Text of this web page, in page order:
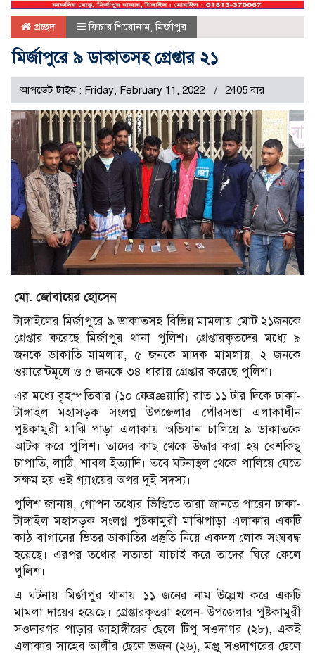
প্রচ্ছদ ফিচার শিরোনাম,মির্জাপুর
মির্জাপুরে ৯ ডাকাতসহ গ্রেপ্তার ২১
আপডেট টাইম : Friday, February 11, 2022 2405 বার
মো. জোবায়ের হোসেন
টাঙ্গাইলের মির্জাপুরে ৯ ডাকাতসহ বিভিন্ন মামলায় মোট ২১জনকে
গ্রেপ্তার করেছে মির্জাপুর থানা পুলিশ। গ্রেপ্তারকৃতদের মধ্যে ৯
জনকে ডাকাতি মামলায়, ৫ জনকে মাদক মামলায়, ২ জনকে
ওয়ারেন্টমূলে ও ৫ জনকে ৩৪ ধারায় গ্রেপ্তার করেছে পুলিশ।
এর মধ্যে বৃহস্পতিবার (১০ ফেব্রæয়ারি) রাত ১১ টার দিকে ঢাকা-
টাঙ্গাইল মহাসড়ক সংলগ্ন উপজেলার পৌরসভা এলাকাধীন
পুষ্টকামুরী মাঝি পাড়া এলাকায় অভিযান চালিয়ে ৯ ডাকাতকে
আটক করে পুলিশ। তাদের কাছ থেকে উদ্ধার করা হয় বেশকিছু
চাপাতি, লাঠি, শাবল ইত্যাদি। তবে ঘটনাস্থল থেকে পালিয়ে যেতে
সক্ষম হয় ওই গ্যাংয়ের অপর দুই সদস্য।
পুলিশ জানায়, গোপন তথ্যের ভিত্তিতে তারা জানতে পারেন ঢাকা-
টাঙ্গাইল মহাসড়ক সংলগ্ন পুষ্টকামুরী মাঝিপাড়া এলাকার একটি
কাঠ বাগানের ভিতর ডাকাতির প্রস্তুতি নিয়ে একদল লোক সংঘবদ্ধ
হয়েছে। এরপর তথ্যের সত্যতা যাচাই করে তাদের ঘিরে ফেলে
পুলিশ।
এ ঘটনায় মির্জাপুর থানায় ১১ জনের নাম উল্লেখ করে একটি
মামলা দায়ের হয়েছে। গ্রেপ্তারকৃতরা হলেন- উপজেলার পুষ্টকামুরী
সওদারগর পাড়ার জাহাঙ্গীরের ছেলে টিপু সওদাগর (২৮), একই
এলাকার সাহেব আলীর ছেলে ভজন (২৬), মঞ্জু সওদাগরের ছেলে